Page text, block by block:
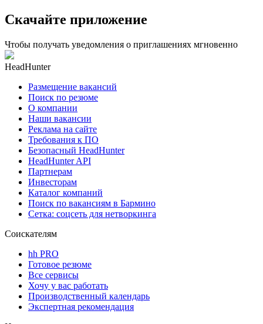
Скачайте приложение
Чтобы получать уведомления о приглашениях мгновенно
HeadHunter
Размещение вакансий
Поиск по резюме
О компании
Наши вакансии
Реклама на сайте
Требования к ПО
Безопасный HeadHunter
HeadHunter API
Партнерам
Инвесторам
Каталог компаний
Поиск по вакансиям в Бармино
Сетка: соцсеть для нетворкинга
Соискателям
hh PRO
Готовое резюме
Все сервисы
Хочу у вас работать
Производственный календарь
Экспертная рекомендация